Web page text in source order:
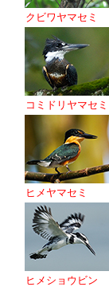
クビワヤマセミ
コミドリヤマセミ
ヒメヤマセミ
ヒメショウビン